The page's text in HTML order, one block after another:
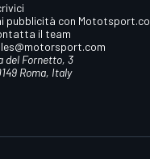
pubblicità con
il team
del Fornetto, 3
Roma, Italy